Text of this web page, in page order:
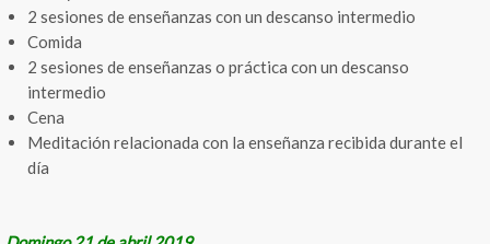
2 sesiones de enseñanzas con un descanso intermedio
Comida
2 sesiones de enseñanzas o práctica con un descanso
intermedio
Cena
Meditación relacionada con la enseñanza recibida durante el
día